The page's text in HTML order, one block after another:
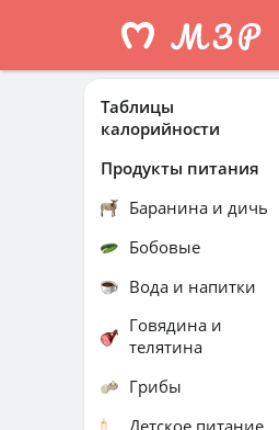
Таблицы
калорийности
Продукты питания
Баранина и дичь
Бобовые
Вода и напитки
Говядина и
телятина
Грибы
Детское питание